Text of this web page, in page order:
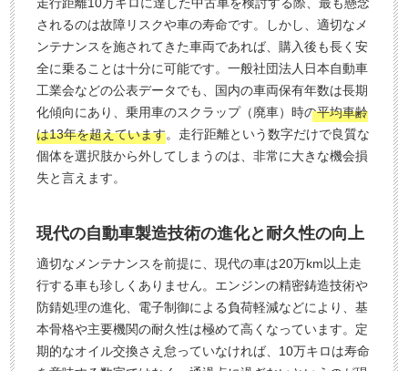
走行距離10万キロに達した中古車を検討する際、最も懸念
されるのは故障リスクや車の寿命です。しかし、適切なメ
ンテナンスを施されてきた車両であれば、購入後も長く安
全に乗ることは十分に可能です。一般社団法人日本自動車
工業会などの公表データでも、国内の車両保有年数は長期
化傾向にあり、乗用車のスクラップ（廃車）時の平均車齢
は13年を超えています。走行距離という数字だけで良質な
個体を選択肢から外してしまうのは、非常に大きな機会損
失と言えます。
現代の自動車製造技術の進化と耐久性の向上
適切なメンテナンスを前提に、現代の車は20万km以上走
行する車も珍しくありません。エンジンの精密鋳造技術や
防錆処理の進化、電子制御による負荷軽減などにより、基
本骨格や主要機関の耐久性は極めて高くなっています。定
期的なオイル交換さえ怠っていなければ、10万キロは寿命